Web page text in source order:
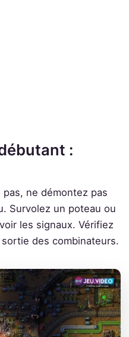
:
ne démontez pas
Survolez un poteau ou
les signaux. Vérifiez
des combinateurs.